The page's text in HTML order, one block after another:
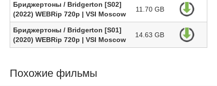
Бриджертоны / Bridgerton [S02]
(2022) WEBRip 720p | VSI Moscow
11.70 GB
Бриджертоны / Bridgerton [S01]
(2020) WEBRip 720p | VSI Moscow
14.63 GB
Похожие фильмы